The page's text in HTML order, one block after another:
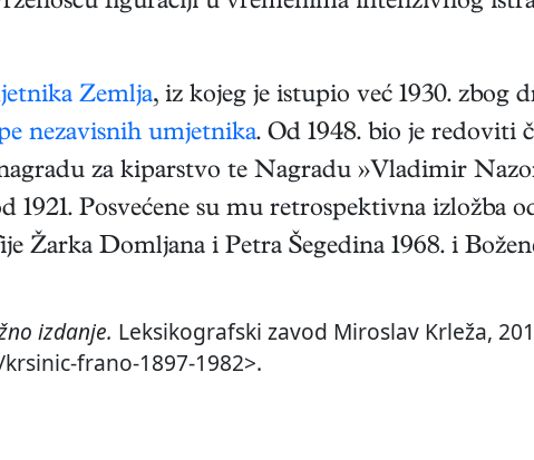
Zemlja, iz kojeg je istupio već 1930. zbog
nezavisnih umjetnika. Od 1948. bio je redoviti
za kiparstvo te Nagradu »Vladimir
1921. Posvećene su mu retrospektivna izložba
Žarka Domljana i Petra Šegedina 1968. i
izdanje. Leksikografski zavod Miroslav Krleža,
frano-1897-1982>.